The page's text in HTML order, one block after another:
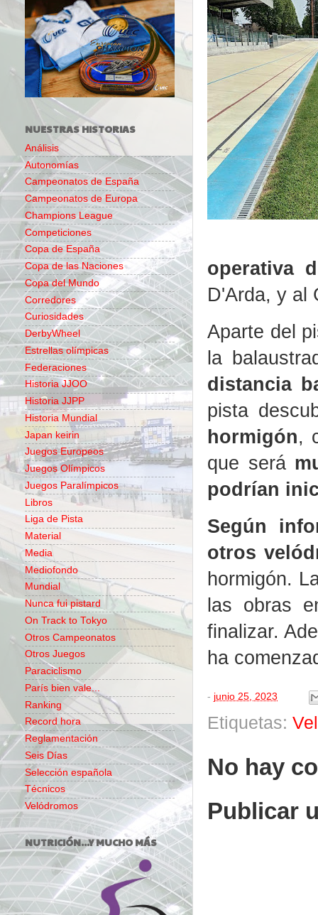
operativa
D'Arda, y al
Aparte del
la
distancia
pista
hormigón,
que será
podrían
Según
otros
hormigón.
las obras
finalizar.
ha
- junio 25, 2023
Etiquetas:
No hay
Publicar
NUESTRAS HISTORIAS
Análisis
Autonomías
Campeonatos de España
Campeonatos de Europa
Champions League
Competiciones
Copa de España
Copa de las Naciones
Copa del Mundo
Corredores
Curiosidades
DerbyWheel
Estrellas olímpicas
Federaciones
Historia JJOO
Historia JJPP
Historia Mundial
Japan keirin
Juegos Europeos
Juegos Olímpicos
Juegos Paralímpicos
Libros
Liga de Pista
Material
Media
Mediofondo
Mundial
Nunca fui pistard
On Track to Tokyo
Otros Campeonatos
Otros Juegos
Paraciclismo
París bien vale...
Ranking
Record hora
Reglamentación
Seis Días
Selección española
Técnicos
Velódromos
NUTRICIÓN...Y MUCHO MÁS